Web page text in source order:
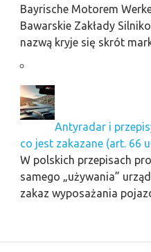
Bayrische Motorem
Bawarskie Zakłady
nazwą kryje się skrót
Antyradar i
co jest zakazane (art. 66
W polskich przepisach
samego „używania”
zakaz wyposażania